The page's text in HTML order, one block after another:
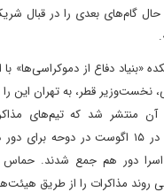
حال گام‌های بعدی را در قبال
«بنیاد دفاع از دموکراسی‌ها»
نخست‌وزیر قطر، به تهران این
منتشر شد که تیم‌های
اسرائیلی، مصری و قطری در ۱۵ اگوست در
دور هم جمع شدند. حماس
روند مذاکرات را از طریق